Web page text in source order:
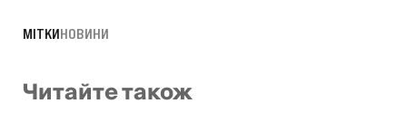
МІТКИНОВИНИ
Читайте також